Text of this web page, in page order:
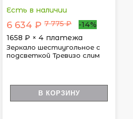
Есть в наличии
6 634 ₽ 7 775 ₽
-14%
1658 ₽ × 4 платежа
Зеркало шестиугольное с
подсветкой Тревизо слим
В КОРЗИНУ